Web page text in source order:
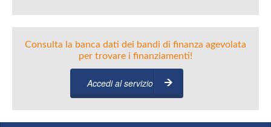
Consulta la banca dati dei bandi di finanza agevolata
per trovare i finanziamenti!
Accedi al servizio